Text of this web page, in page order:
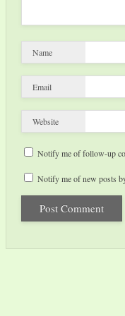
Name
Email
Website
Notify me of follow-up
Notify me of new posts